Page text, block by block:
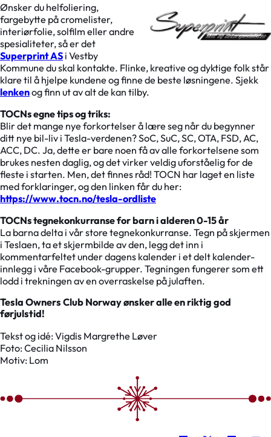
Ønsker du helfoliering,
fargebytte på cromelister,
interiørfolie, solfilm eller andre
spesialiteter, så er det
Superprint AS i Vestby
Kommune du skal kontakte. Flinke, kreative og dyktige folk står
klare til å hjelpe kundene og finne de beste løsningene. Sjekk
lenkenog finn ut av alt de kan tilby.
TOCNs egne tips og triks:
Blir det mange nye forkortelser å lære seg når du begynner
ditt nye bil-liv i Tesla-verdenen? SoC, SuC, SC, OTA, FSD, AC,
ACC, DC. Ja, dette er bare noen få av alle forkortelsene som
brukes nesten daglig, og det virker veldig uforståelig for de
fleste i starten. Men, det finnes råd! TOCN har laget en liste
med forklaringer, og den linken får du her:
https://www.tocn.no/tesla-ordliste
TOCNs tegnekonkurranse for barn i alderen 0-15 år
La barna delta i vår store tegnekonkurranse. Tegn på skjermen
i Teslaen, ta et skjermbilde av den, legg det inn i
kommentarfeltet under dagens kalender i et delt kalender-
innlegg i våre Facebook-grupper. Tegningen fungerer som ett
lodd i trekningen av en overraskelse på julaften.
Tesla Owners Club Norway ønsker alle en riktig god
førjulstid!
Tekst og idé: Vigdis Margrethe Løver
Foto: Cecilia Nilsson
Motiv: Lom